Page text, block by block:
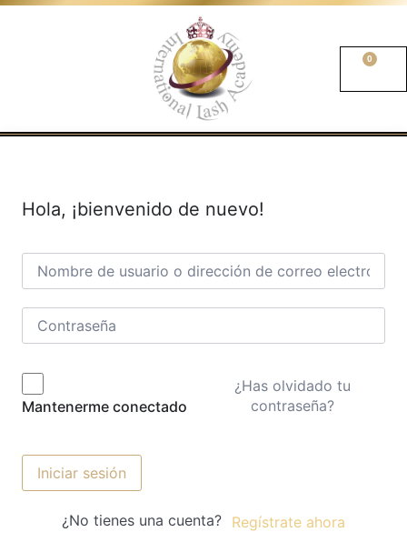
0
Hola, ¡bienvenido de nuevo!
Mantenerme conectado
¿Has olvidado tu
contraseña?
Iniciar sesión
¿No tienes una cuenta? Regístrate ahora